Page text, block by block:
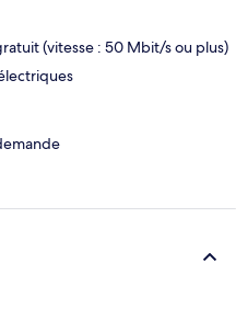
(vitesse : 50 Mbit/s ou plus)